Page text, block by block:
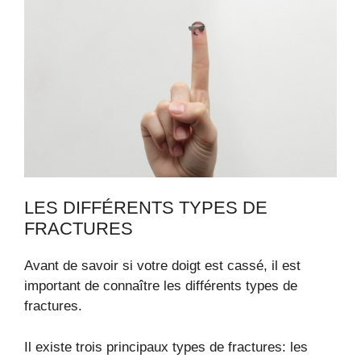
LES DIFFÉRENTS TYPES DE
FRACTURES
Avant de savoir si votre doigt est cassé, il est
important de connaître les différents types de
fractures.
Il existe trois principaux types de fractures: les